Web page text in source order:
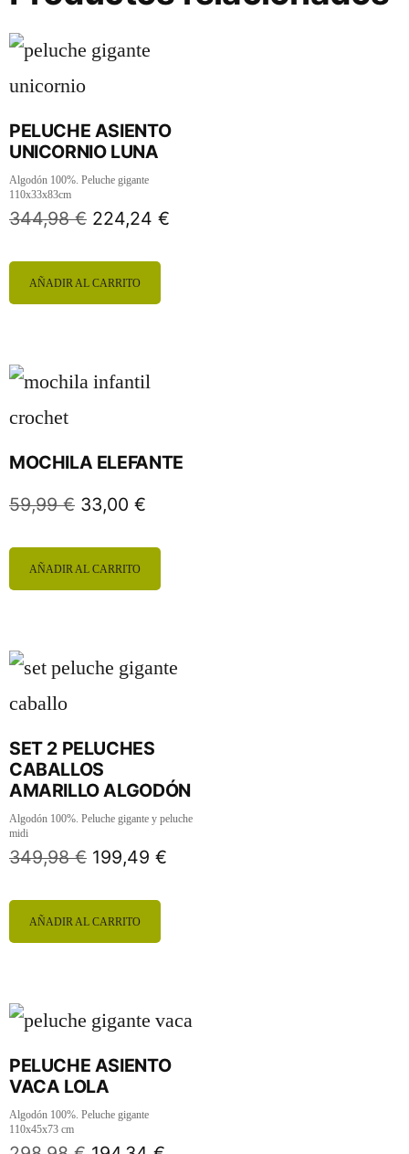
PELUCHE ASIENTO
UNICORNIO LUNA
Algodón 100%. Peluche gigante
110x33x83cm
344,98€ 224,24 €
AÑADIR AL CARRITO
MOCHILA ELEFANTE
59,99€ 33,00 €
AÑADIR AL CARRITO
SET 2 PELUCHES
CABALLOS
AMARILLO ALGODÓN
Algodón 100%. Peluche gigante y peluche
midi
349,98€ 199,49 €
AÑADIR AL CARRITO
PELUCHE ASIENTO
VACA LOLA
Algodón 100%. Peluche gigante
110x45x73 cm